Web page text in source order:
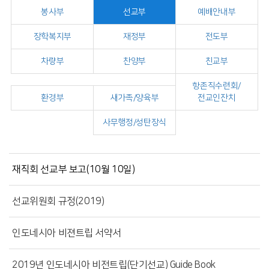
봉사부 선교부 예배안내부
장학복지부 재정부 전도부
차량부 찬양부 친교부
환경부 새가족/양육부
항존직수련회/
전교인잔치
사무행정/성탄장식
재직회 선교부 보고(10월 10일)
선교위원회 규정(2019)
인도네시아 비젼트립 서약서
2019년 인도네시아 비전트립(단기선교) Guide Book